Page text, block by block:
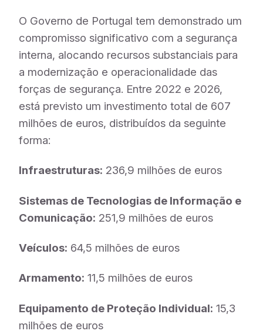
O Governo de Portugal tem demonstrado um
compromisso significativo com a segurança
interna, alocando recursos substanciais para
a modernização e operacionalidade das
forças de segurança. Entre 2022 e 2026,
está previsto um investimento total de 607
milhões de euros, distribuídos da seguinte
forma:
Infraestruturas: 236,9 milhões de euros
Sistemas de Tecnologias de Informação e
Comunicação: 251,9 milhões de euros
Veículos: 64,5 milhões de euros
Armamento: 11,5 milhões de euros
Equipamento de Proteção Individual: 15,3
milhões de euros